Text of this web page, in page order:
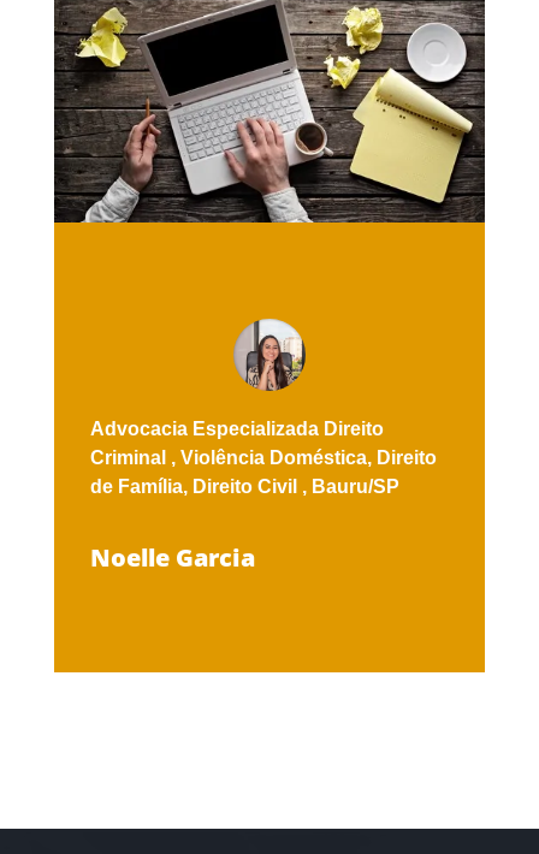
Advocacia Especializada Direito
Criminal , Violência Doméstica, Direito
de Família, Direito Civil , Bauru/SP
Noelle Garcia